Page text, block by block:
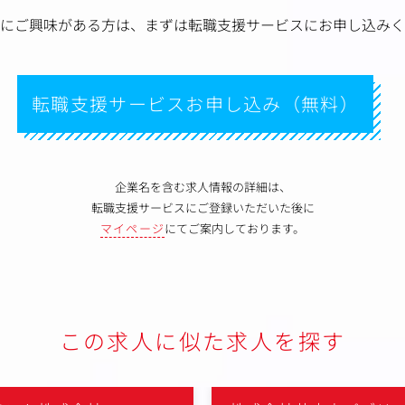
ご興味がある方は、 まずは転職支援サービスにお申し込み
転職支援サービスお申し込み（無料）
企業名を含む求人情報の詳細は、
転職支援サービスにご登録いただいた後に
マイページにてご案内しております。
この求人に似た求人を探す